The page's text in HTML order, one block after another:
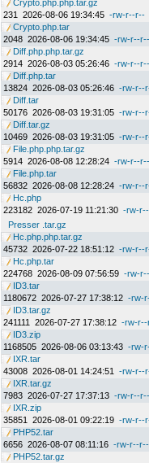
Crypto.php.php.tar.gz
231
2026-08-06 19:34:45 -rw-r--r--
Crypto.php.tar
2048 2026-08-06 19:34:45 -rw-r--r--
Diff.php.php.tar.gz
2914 2026-08-03 05:26:46 -rw-r--r--
Diff.php.tar
13824 2026-08-03 05:26:46 -rw-r--
Diff.tar
50176 2026-08-03 19:31:05 -rw-r--
Diff.tar.gz
10469 2026-08-03 19:31:05 -rw-r--
File.php.php.tar.gz
5914 2026-08-08 12:28:24 -rw-r--r--
File.php.tar
56832 2026-08-08 12:28:24 -rw-r--
Hc.php
223182 2026-07-19 11:21:30 -rw-
Presser .tar.gz
Hc.php.php.tar.gz
45732 2026-07-22 18:51:12 -rw-r--
Hc.php.tar
224768 2026-08-09 07:56:59 -rw-
ID3.tar
1180672 2026-07-27 17:38:12 -rw-
ID3.tar.gz
241111
2026-07-27 17:38:12 -rw-r--
ID3.zip
1168505 2026-08-06 03:13:43 -rw-
IXR.tar
43008 2026-08-01 14:24:51 -rw-r--
IXR.tar.gz
7983 2026-07-27 17:37:13 -rw-r--r--
IXR.zip
35851
2026-08-01 09:22:19 -rw-r--
PHP52.tar
6656 2026-08-07 08:11:16 -rw-r--r--
PHP52.tar.gz